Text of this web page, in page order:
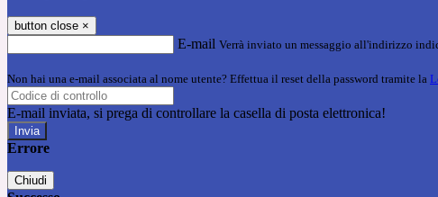
button close ×
E-mail Verrà inviato un messaggio all'indirizzo
Non hai una e-mail associata al nome utente? Effettua il reset della password tramite la
E-mail inviata, si prega di controllare la casella di posta elettronica!
Errore
Chiudi